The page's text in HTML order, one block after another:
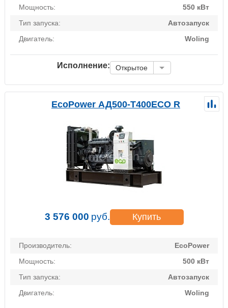
Мощность:
550 кВт
Тип запуска:
Автозапуск
Двигатель:
Woling
Исполнение: Открытое
EcoPower АД500-T400ECO R
3 576 000 руб. Купить
Производитель:
EcoPower
Мощность:
500 кВт
Тип запуска:
Автозапуск
Двигатель:
Woling